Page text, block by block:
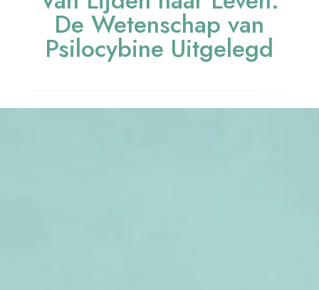
De Wetenschap van
Psilocybine Uitgelegd